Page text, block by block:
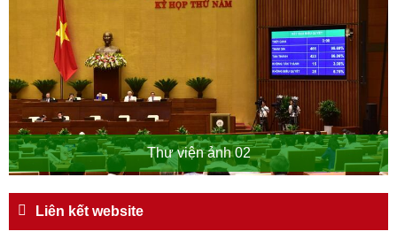
Thư viện ảnh 02
Liên kết website